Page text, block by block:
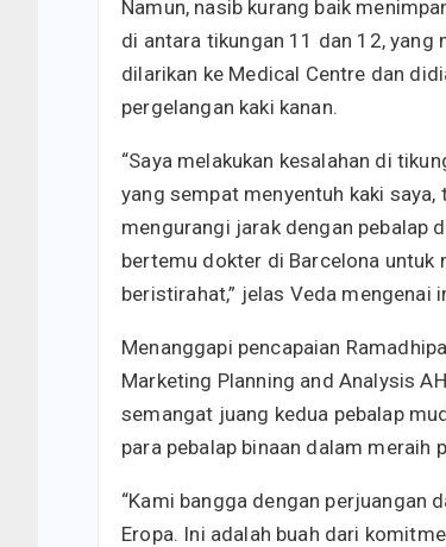
Namun, nasib kurang baik
di antara tikungan 11 dan 12, yang
dilarikan ke Medical Centre dan
pergelangan kaki kanan.
“Saya melakukan kesalahan di
yang sempat menyentuh kaki
mengurangi jarak dengan pebalap
bertemu dokter di Barcelona untuk
beristirahat,” jelas Veda mengenai
Menanggapi pencapaian
Marketing Planning and Analysis
semangat juang kedua pebalap
para pebalap binaan dalam meraih
“Kami bangga dengan perjuangan
Eropa. Ini adalah buah dari